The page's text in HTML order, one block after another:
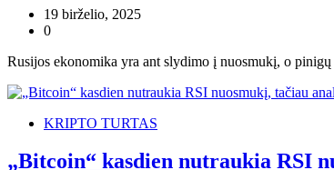
19 birželio, 2025
0
Rusijos ekonomika yra ant slydimo į nuosmukį, o
KRIPTO TURTAS
„Bitcoin“ kasdien nutraukia RSI